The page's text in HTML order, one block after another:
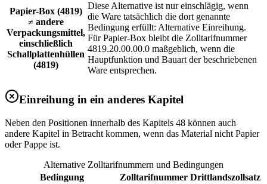
Papier-Box (4819)
≠ andere
Verpackungsmittel,
einschließlich
Schallplattenhüllen
(4819)
Diese Alternative ist nur einschlägig, wenn
die Ware tatsächlich die dort genannte
Bedingung erfüllt: Alternative Einreihung.
Für Papier-Box bleibt die Zolltarifnummer
4819.20.00.00.0 maßgeblich, wenn die
Hauptfunktion und Bauart der beschriebenen
Ware entsprechen.
Einreihung in ein anderes Kapitel
Neben den Positionen innerhalb des Kapitels 48 können auch
andere Kapitel in Betracht kommen, wenn das Material nicht Papier
oder Pappe ist.
Alternative Zolltarifnummern und Bedingungen
Bedingung
Zolltarifnummer Drittlandszollsatz